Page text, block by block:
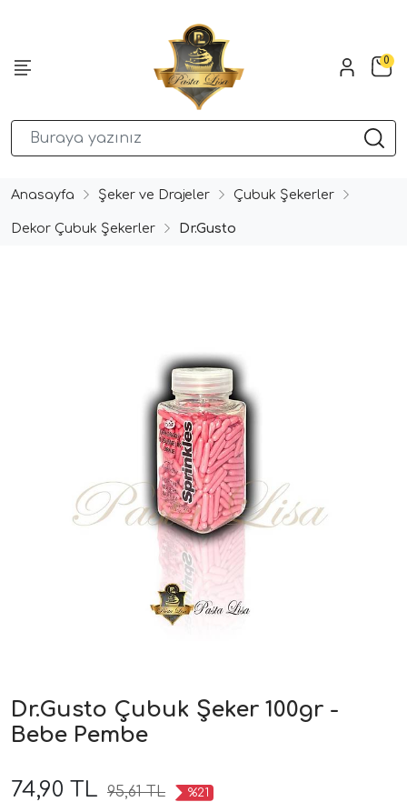
0
Anasayfa Şeker ve Drajeler Çubuk Şekerler
Dekor Çubuk Şekerler Dr.Gusto
Dr.Gusto Çubuk Şeker 100gr -
Bebe Pembe
74,90 TL 95,61 TL %21